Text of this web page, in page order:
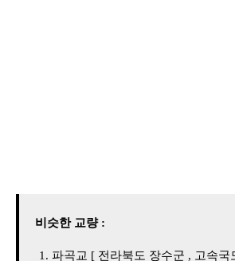
비슷한 교량 :
파곡교 [ 전라북도 장수군 , 고속국